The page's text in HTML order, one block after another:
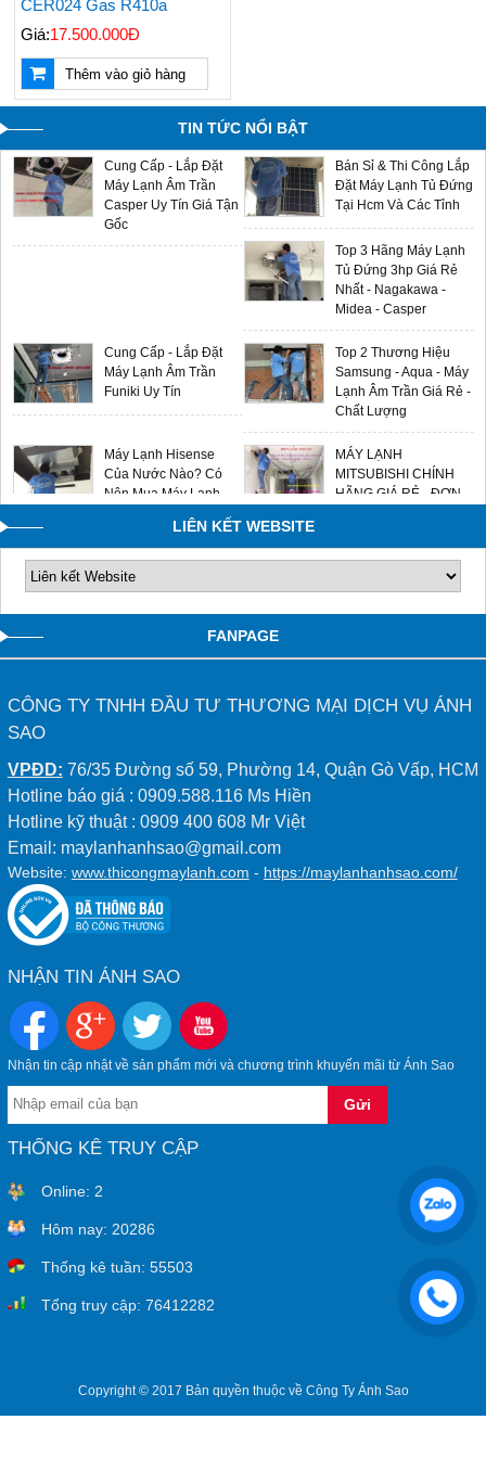
CER024 Gas R410a
Giá:17.500.000Đ
Thêm vào giỏ hàng
TIN TỨC NỔI BẬT
Máy Lạnh Âm Trần
Aqua - Đại Lý Phân
Phối Chính Hãng Giá
Cung Cấp - Lắp Đặt
Máy Lạnh Âm Trần
Casper Uy Tín Giá Tận
Gốc
Bán Sỉ & Thi Công Lắp
Đặt Máy Lạnh Tủ Đứng
Tại Hcm Và Các Tỉnh
Top 3 Hãng Máy Lạnh
Tủ Đứng 3hp Giá Rẻ
Nhất - Nagakawa -
Midea - Casper
Cung Cấp - Lắp Đặt
Máy Lạnh Âm Trần
Funiki Uy Tín
Top 2 Thương Hiệu
Samsung - Aqua - Máy
Lạnh Âm Trần Giá Rẻ -
Chất Lượng
Máy Lạnh Hisense
Của Nước Nào? Có
Nên Mua Máy Lạnh
MÁY LẠNH
MITSUBISHI CHÍNH
HÃNG GIÁ RẺ - ĐƠN
0909588116
LIÊN KẾT WEBSITE
FANPAGE
CÔNG TY TNHH ĐẦU TƯ THƯƠNG MẠI DỊCH VỤ ÁNH
SAO
VPĐD: 76/35 Đường số 59, Phường 14, Quận Gò Vấp, HCM
Hotline báo giá : 0909.588.116 Ms Hiền
Hotline kỹ thuật : 0909 400 608 Mr Việt
Email: maylanhanhsao@gmail.com
Website: www.thicongmaylanh.com - https://maylanhanhsao.com/
NHẬN TIN ÁNH SAO
Nhận tin cập nhật về sản phẩm mới và chương trình khuyến mãi từ Ánh Sao
THỐNG KÊ TRUY CẬP
Online: 2
Hôm nay: 20286
Thống kê tuần: 55503
Tổng truy cập: 76412282
Copyright © 2017 Bản quyền thuộc về Công Ty Ánh Sao